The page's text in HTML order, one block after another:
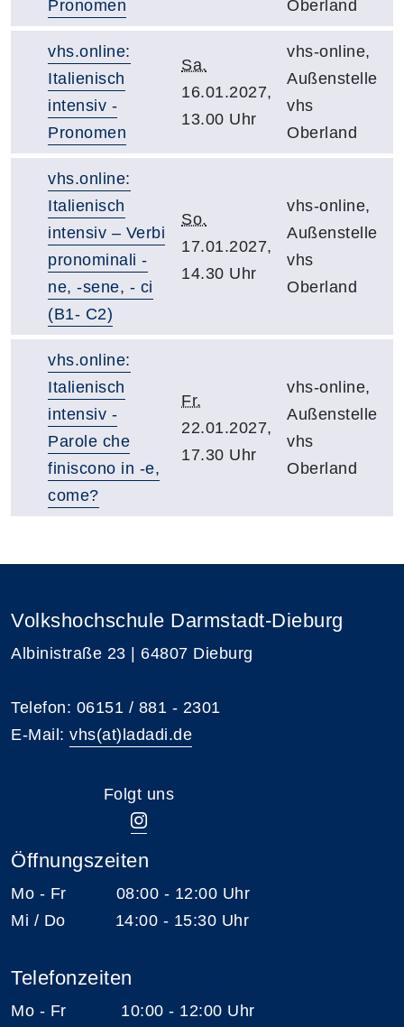
Pronomen Oberland
vhs.online:
Italienisch
intensiv -
Pronomen
Sa.
16.01.2027,
13.00 Uhr
vhs-online,
Außenstelle
vhs
Oberland
vhs.online:
Italienisch
intensiv – Verbi
pronominali -
ne, -sene, - ci
(B1- C2)
So.
17.01.2027,
14.30 Uhr
vhs-online,
Außenstelle
vhs
Oberland
vhs.online:
Italienisch
intensiv -
Parole che
finiscono in -e,
come?
Fr.
22.01.2027,
17.30 Uhr
vhs-online,
Außenstelle
vhs
Oberland
Volkshochschule Darmstadt-Dieburg
Albinistraße 23 | 64807 Dieburg
Telefon: 06151 / 881 - 2301
E-Mail: vhs(at)ladadi.de
Folgt uns
Öffnungszeiten
Mo - Fr 08:00 - 12:00 Uhr
Mi / Do 14:00 - 15:30 Uhr
Telefonzeiten
Mo - Fr 10:00 - 12:00 Uhr